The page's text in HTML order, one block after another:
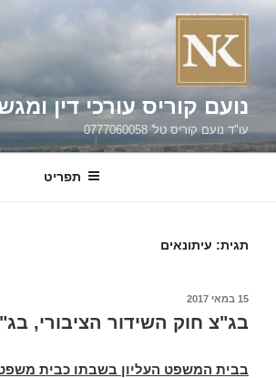
דילוג
נועם קוריס עורכי דין
עו"ד נועם קוריס טל' 0777060058
תפריט
תגית: עיתונאים
פורסם
15 במאי 2017
בג"צ חוק השידור הציבורי, בג"ץ 2728/
בבית המשפט העליון בשבתו כבית